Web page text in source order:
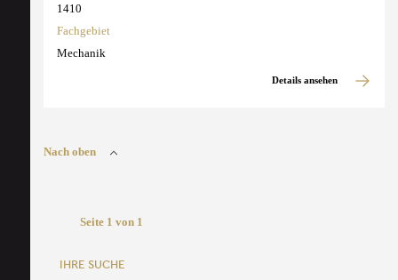
1410
Fachgebiet
Mechanik
Details ansehen
Nach oben
Seite 1 von 1
IHRE SUCHE